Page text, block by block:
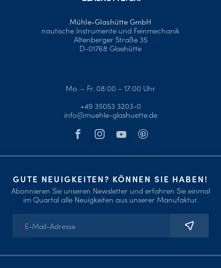
Mo. – Fr. 08:00 – 17:00 Uhr
+49 35053 3203-0
info@muehle-glashuette.de
Mühle-Glashütte GmbH
nautische Instrumente und Feinmechanik
Altenberger Straße 35
D-01768 Glashütte
GUTE NEUIGKEITEN? KÖNNEN SIE HABEN!
Abonnieren Sie unseren Newsletter und erfahren Sie einmal
im Quartal alle Neuigkeiten aus unserer Manufaktur.
Mail-